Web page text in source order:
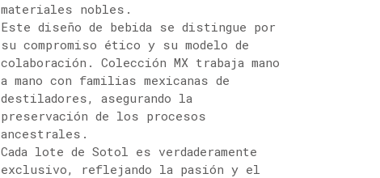
materiales nobles.
Este diseño de bebida se distingue por
su compromiso ético y su modelo de
colaboración. Colección MX trabaja mano
a mano con familias mexicanas de
destiladores, asegurando la
preservación de los procesos
ancestrales.
Cada lote de Sotol es verdaderamente
exclusivo, reflejando la pasión y el